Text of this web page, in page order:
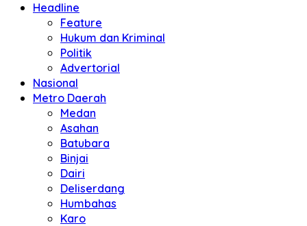
Headline
Feature
Hukum dan Kriminal
Politik
Advertorial
Nasional
Metro Daerah
Medan
Asahan
Batubara
Binjai
Dairi
Deliserdang
Humbahas
Karo